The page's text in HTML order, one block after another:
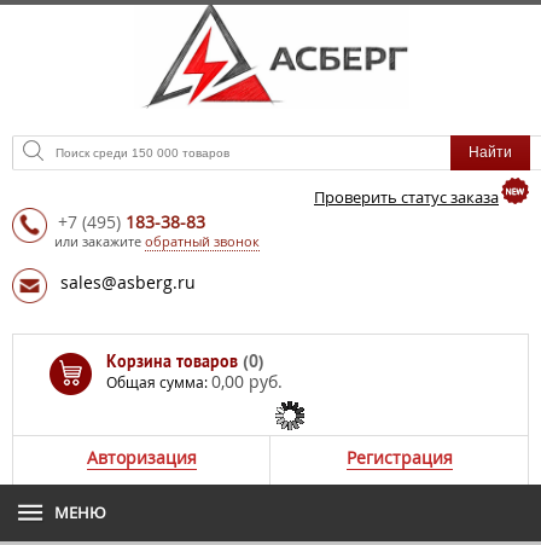
Проверить статус заказа
+7 (495) 183-38-83
или закажите обратный звонок
sales@asberg.ru
Корзина товаров (0)
Общая сумма:0,00 руб.
Авторизация Регистрация
МЕНЮ